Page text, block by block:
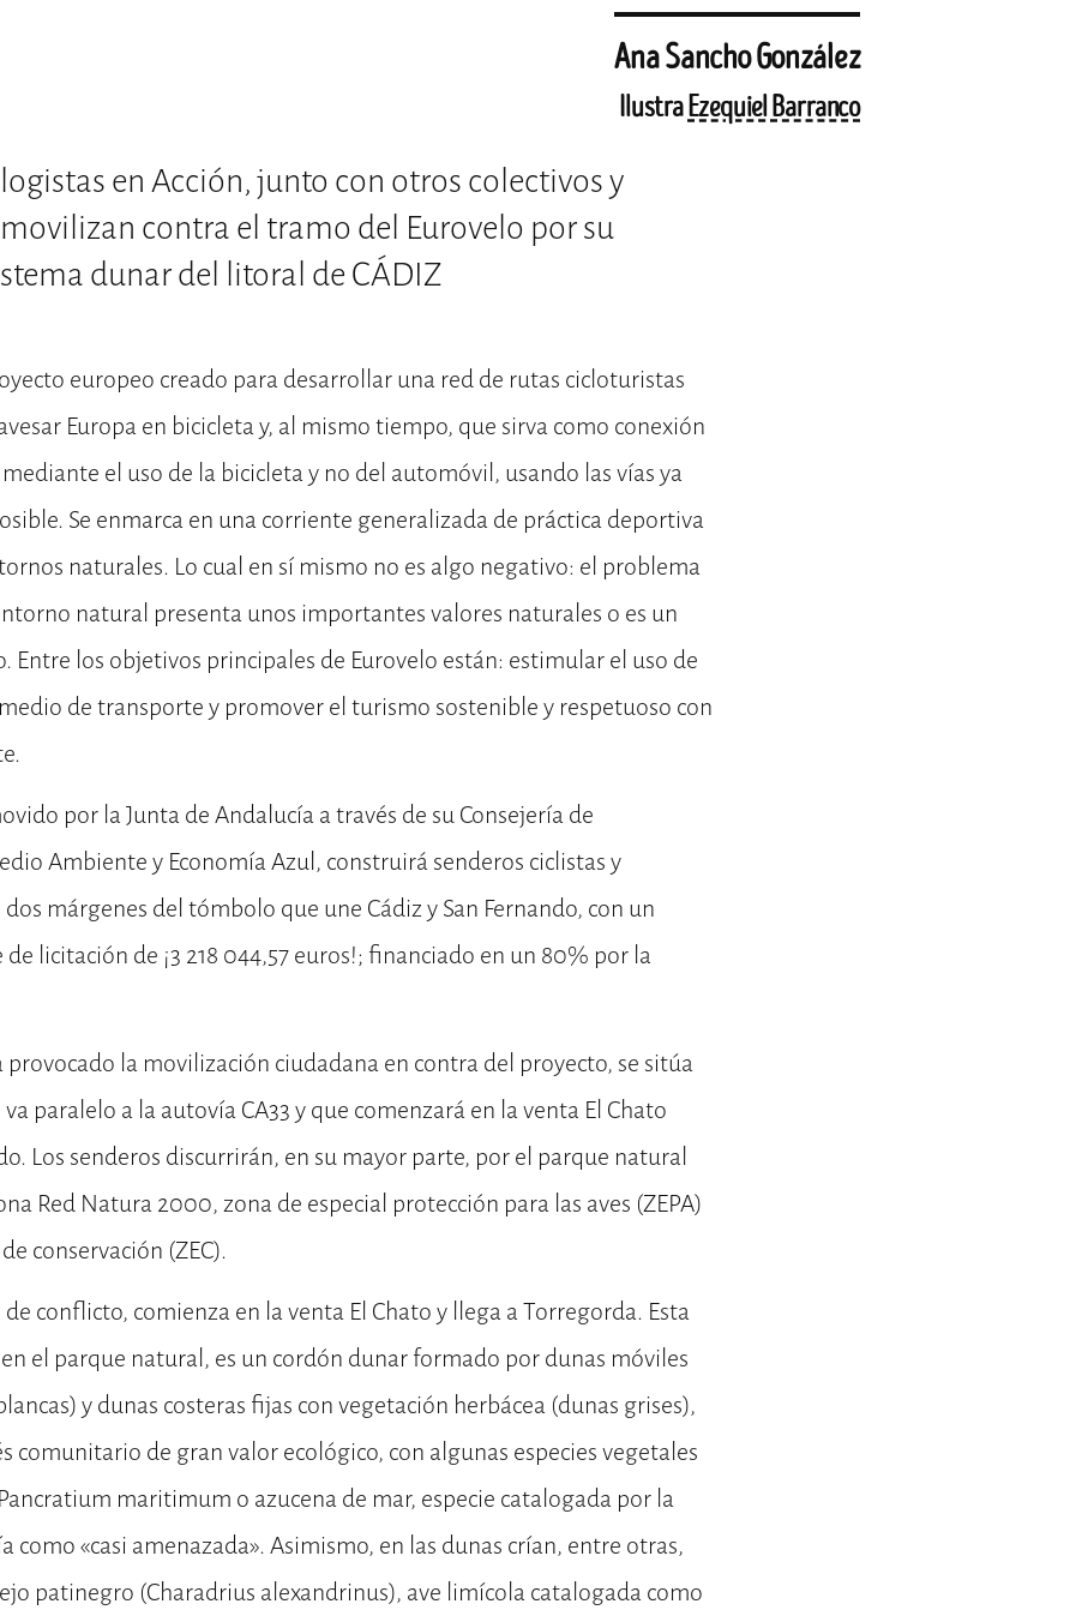
Ana Sancho González
IlustraEzequiel Barranco
en Acción, junto con otros colectivos y
contra el tramo del Eurovelo por su
dunar del litoral de CÁDIZ
europeo creado para desarrollar una red de rutas cicloturistas
Europa en bicicleta y, al mismo tiempo, que sirva como conexión
el uso de la bicicleta y no del automóvil, usando las vías ya
Se enmarca en una corriente generalizada de práctica deportiva
naturales. Lo cual en sí mismo no es algo negativo: el problema
natural presenta unos importantes valores naturales o es un
Entre los objetivos principales de Eurovelo están: estimular el uso de
de transporte y promover el turismo sostenible y respetuoso con
por la Junta de Andalucía a través de su Consejería de
Ambiente y Economía Azul, construirá senderos ciclistas y
márgenes del tómbolo que une Cádiz y San Fernando, con un
licitación de ¡3 218 044,57 euros!; financiado en un 80% por la
provocado la movilización ciudadana en contra del proyecto, se sitúa
paralelo a la autovía CA33 y que comenzará en la venta El Chato
Los senderos discurrirán, en su mayor parte, por el parque natural
Red Natura 2000, zona de especial protección para las aves (ZEPA)
conservación (ZEC).
conflicto, comienza en la venta El Chato y llega a Torregorda. Esta
el parque natural, es un cordón dunar formado por dunas móviles
y dunas costeras fijas con vegetación herbácea (dunas grises),
comunitario de gran valor ecológico, con algunas especies vegetales
maritimum o azucena de mar, especie catalogada por la
como «casi amenazada». Asimismo, en las dunas crían, entre otras,
patinegro (Charadrius alexandrinus), ave limícola catalogada como